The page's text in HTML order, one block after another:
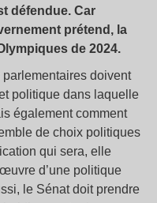
défendue. Car
prétend, la
de 2024.
doivent
politique dans laquelle
également comment
de choix politiques
qui sera, elle
d’une politique
le Sénat doit prendre